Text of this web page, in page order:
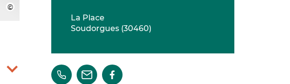
La Place
Soudorgues (30460)